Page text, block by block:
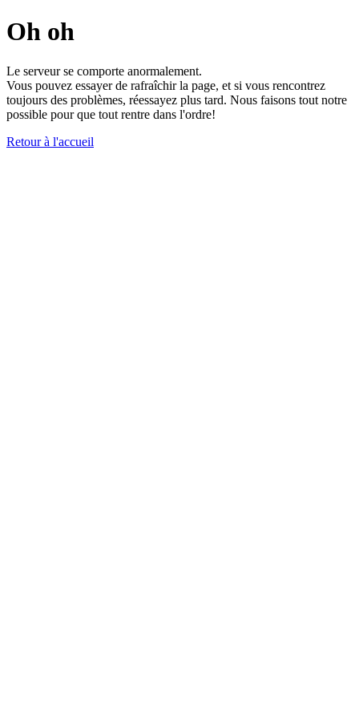
Oh oh
Le serveur se comporte anormalement.
Vous pouvez essayer de rafraîchir la page, et si vous rencontrez
toujours des problèmes, réessayez plus tard. Nous faisons tout notre
possible pour que tout rentre dans l'ordre!
Retour à l'accueil